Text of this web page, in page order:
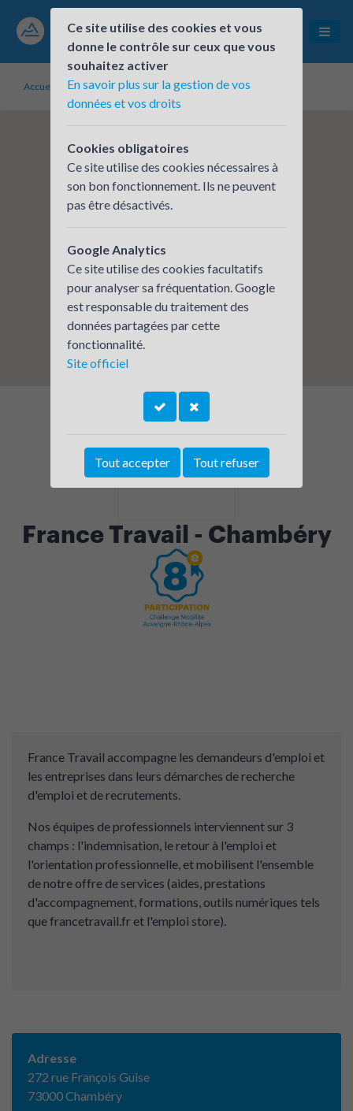
Accueil Établissements inscrits France Travail - Chambéry
France Travail - Chambéry
France Travail accompagne les demandeurs d'emploi et
les entreprises dans leurs démarches de recherche
d'emploi et de recrutements.
Nos équipes de professionnels interviennent sur 3
champs : l'indemnisation, le retour à l'emploi et
l'orientation professionnelle, et mobilisent l'ensemble
de notre offre de services (aides, prestations
d'accompagnement, formations, outils numériques tels
que francetravail.fr et l'emploi store).
Adresse
272 rue François Guise
73000 Chambéry
Ce site utilise des cookies et vous
donne le contrôle sur ceux que vous
souhaitez activer
En savoir plus sur la gestion de vos
données et vos droits
Cookies obligatoires
Ce site utilise des cookies nécessaires à
son bon fonctionnement. Ils ne peuvent
pas être désactivés.
Google Analytics
Ce site utilise des cookies facultatifs
pour analyser sa fréquentation. Google
est responsable du traitement des
données partagées par cette
fonctionnalité.
Site officiel
Tout accepter Tout refuser